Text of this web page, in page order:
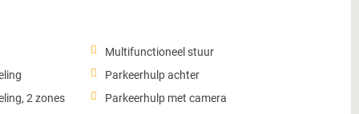
2 zones
Multifunctioneel stuur
Parkeerhulp achter
Parkeerhulp met camera